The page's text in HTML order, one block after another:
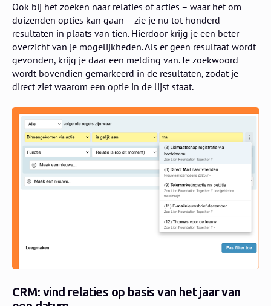
Ook bij het zoeken naar relaties of acties – waar het om
duizenden opties kan gaan – zie je nu tot honderd
resultaten in plaats van tien. Hierdoor krijg je een beter
overzicht van je mogelijkheden. Als er geen resultaat wordt
gevonden, krijg je daar een melding van. Je zoekwoord
wordt bovendien gemarkeerd in de resultaten, zodat je
direct ziet waarom een optie in de lijst staat.
CRM: vind relaties op basis van het jaar van